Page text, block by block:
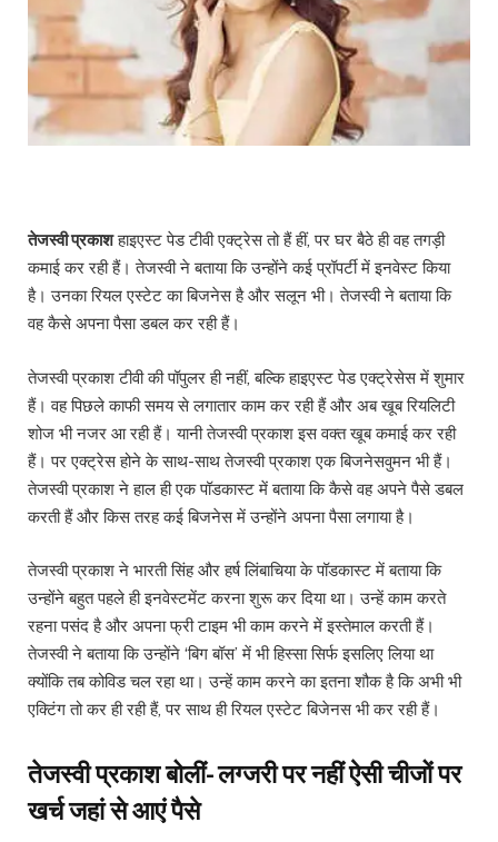
तेजस्वी प्रकाशहाइएस्ट पेड टीवी एक्ट्रेस तो हैं हीं, पर घर बैठे ही वह तगड़ी
कमाई कर रही हैं। तेजस्वी ने बताया कि उन्होंने कई प्रॉपर्टी में इनवेस्ट किया
है। उनका रियल एस्टेट का बिजनेस है और सलून भी। तेजस्वी ने बताया कि
वह कैसे अपना पैसा डबल कर रही हैं।
तेजस्वी प्रकाश टीवी की पॉपुलर ही नहीं, बल्कि हाइएस्ट पेड एक्ट्रेसेस में शुमार
हैं। वह पिछले काफी समय से लगातार काम कर रही हैं और अब खूब रियलिटी
शोज भी नजर आ रही हैं। यानी तेजस्वी प्रकाश इस वक्त खूब कमाई कर रही
हैं। पर एक्ट्रेस होने के साथ-साथ तेजस्वी प्रकाश एक बिजनेसवुमन भी हैं।
तेजस्वी प्रकाश ने हाल ही एक पॉडकास्ट में बताया कि कैसे वह अपने पैसे डबल
करती हैं और किस तरह कई बिजनेस में उन्होंने अपना पैसा लगाया है।
तेजस्वी प्रकाश ने भारती सिंह और हर्ष लिंबाचिया के पॉडकास्ट में बताया कि
उन्होंने बहुत पहले ही इनवेस्टमेंट करना शुरू कर दिया था। उन्हें काम करते
रहना पसंद है और अपना फ्री टाइम भी काम करने में इस्तेमाल करती हैं।
तेजस्वी ने बताया कि उन्होंने ‘बिग बॉस’ में भी हिस्सा सिर्फ इसलिए लिया था
क्योंकि तब कोविड चल रहा था। उन्हें काम करने का इतना शौक है कि अभी भी
एक्टिंग तो कर ही रही हैं, पर साथ ही रियल एस्टेट बिजेनस भी कर रही हैं।
तेजस्वी प्रकाश बोलीं- लग्जरी पर नहीं ऐसी चीजों पर
खर्च जहां से आएं पैसे